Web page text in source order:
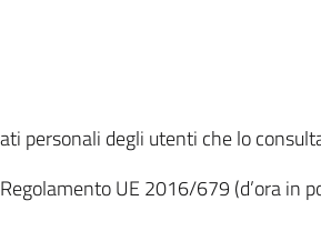
personali degli utenti che lo
UE 2016/679 (d’ora in